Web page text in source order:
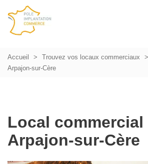
Accueil Trouvez vos locaux commerciaux
Arpajon-sur-Cère
Local commercial
Arpajon-sur-Cère